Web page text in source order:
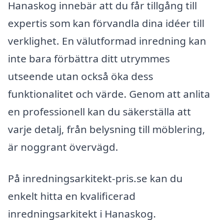
Hanaskog innebär att du får tillgång till
expertis som kan förvandla dina idéer till
verklighet. En välutformad inredning kan
inte bara förbättra ditt utrymmes
utseende utan också öka dess
funktionalitet och värde. Genom att anlita
en professionell kan du säkerställa att
varje detalj, från belysning till möblering,
är noggrant övervägd.
På inredningsarkitekt-pris.se kan du
enkelt hitta en kvalificerad
inredningsarkitekt i Hanaskog.